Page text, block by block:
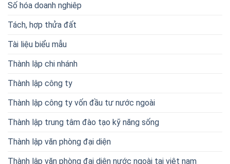
Số hóa doanh nghiêp
Tách, hợp thửa đất
Tài liệu biểu mẫu
Thành lập chi nhánh
Thành lập công ty
Thành lập công ty vốn đầu tư nước ngoài
Thành lập trung tâm đào tạo kỹ năng sống
Thành lập văn phòng đại diện
Thành lập văn phòng đại diện nước ngoài tại việt nam